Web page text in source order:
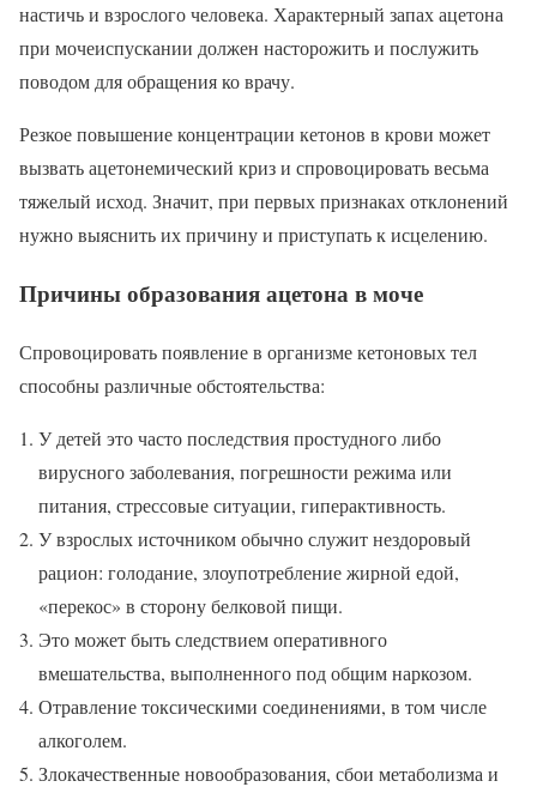
настичь и взрослого человека. Характерный запах ацетона
при мочеиспускании должен насторожить и послужить
поводом для обращения ко врачу.
Резкое повышение концентрации кетонов в крови может
вызвать ацетонемический криз и спровоцировать весьма
тяжелый исход. Значит, при первых признаках отклонений
нужно выяснить их причину и приступать к исцелению.
Причины образования ацетона в моче
Спровоцировать появление в организме кетоновых тел
способны различные обстоятельства:
У детей это часто последствия простудного либо
вирусного заболевания, погрешности режима или
питания, стрессовые ситуации, гиперактивность.
У взрослых источником обычно служит нездоровый
рацион: голодание, злоупотребление жирной едой,
«перекос» в сторону белковой пищи.
Это может быть следствием оперативного
вмешательства, выполненного под общим наркозом.
Отравление токсическими соединениями, в том числе
алкоголем.
Злокачественные новообразования, сбои метаболизма и